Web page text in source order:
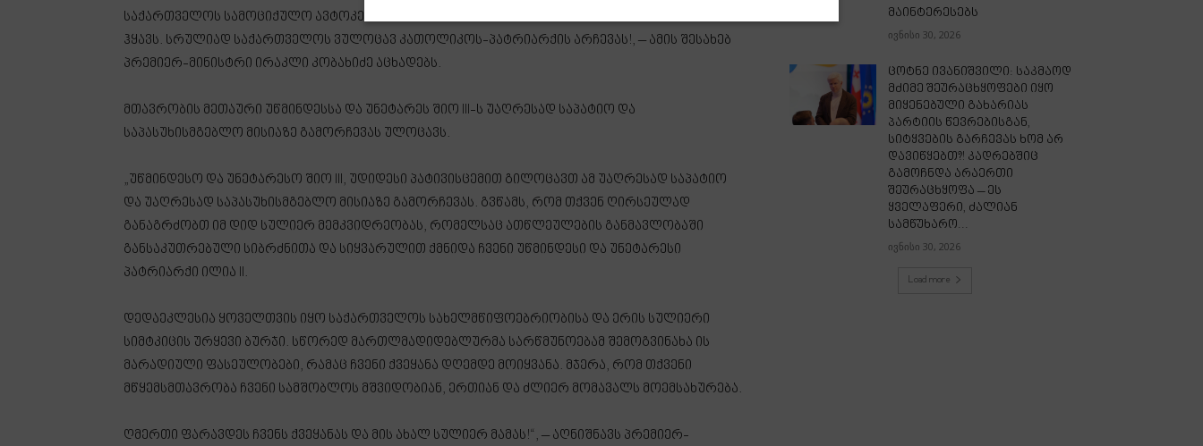
საქართველოს სამოციქულო ავტოკეფალურ მართლმადიდებელ ეკლესიას ახალი წინამძღოლი
ჰყავს. სრულიად საქართველოს ვულოცავ კათოლიკოს-პატრიარქის არჩევას!, – ამის შესახებ
პრემიერ-მინისტრი ირაკლი კობახიძე აცხადებს.
მთავრობის მეთაური უწმინდესსა და უნეტარეს შიო III-ს უაღრესად საპატიო და
საპასუხისმგებლო მისიაზე გამორჩევას ულოცავს.
„უწმინდესო და უნეტარესო შიო III, უდიდესი პატივისცემით გილოცავთ ამ უაღრესად საპატიო
და უაღრესად საპასუხისმგებლო მისიაზე გამორჩევას. გვწამს, რომ თქვენ ღირსეულად
განაგრძობთ იმ დიდ სულიერ მემკვიდრეობას, რომელსაც ათწლეულების განმავლობაში
განსაკუთრებული სიბრძნითა და სიყვარულით ქმნიდა ჩვენი უწმინდესი და უნეტარესი
პატრიარქი ილია II.
დედაეკლესია ყოველთვის იყო საქართველოს სახელმწიფოებრიობისა და ერის სულიერი
სიმტკიცის ურყევი ბურჯი. სწორედ მართლმადიდებლურმა სარწმუნოებამ შემოგვინახა ის
მარადიული ფასეულობები, რამაც ჩვენი ქვეყანა დღემდე მოიყვანა. მჯერა, რომ თქვენი
მწყემსმთავრობა ჩვენი სამშობლოს მშვიდობიან, ერთიან და ძლიერ მომავალს მოემსახურება.
ღმერთი ფარავდეს ჩვენს ქვეყანას და მის ახალ სულიერ მამას!“, – აღნიშნავს პრემიერ-
მაინტერესებს
ივნისი 30, 2026
ცოტნე ივანიშვილი: საკმაოდ
მძიმე შეურაცხყოფები იყო
მიყენებული გახარიას
პარტიის წევრებისგან,
სიტყვების გარჩევას ხომ არ
დავიწყებთ?! კადრებშიც
გამოჩნდა არაერთი
შეურაცხყოფა – ეს
ყველაფერი, ძალიან
სამწუხარო...
ივნისი 30, 2026
Load more